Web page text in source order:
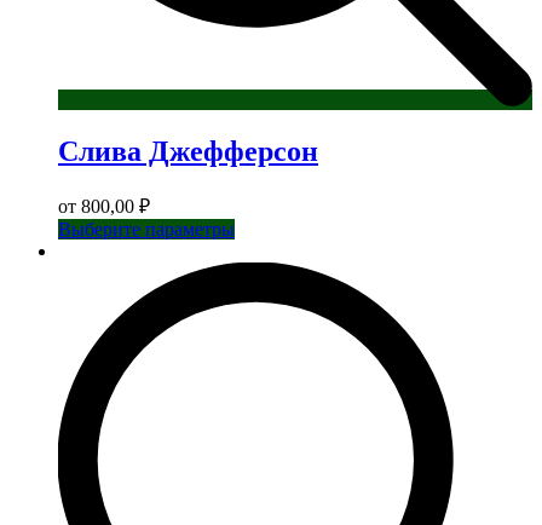
Слива Джефферсон
от 800,00 ₽
Выберите параметрыЭтот
вариаций.